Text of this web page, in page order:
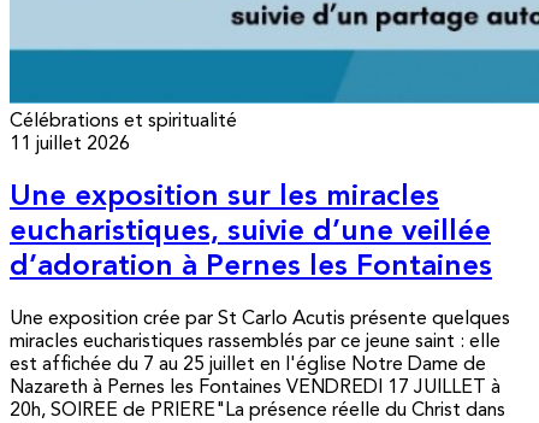
Célébrations et spiritualité
11 juillet 2026
Une exposition sur les miracles
eucharistiques, suivie d’une veillée
d’adoration à Pernes les Fontaines
Une exposition crée par St Carlo Acutis présente quelques
miracles eucharistiques rassemblés par ce jeune saint : elle
est affichée du 7 au 25 juillet en l'église Notre Dame de
Nazareth à Pernes les Fontaines VENDREDI 17 JUILLET à
20h, SOIREE de PRIERE"La présence réelle du Christ dans